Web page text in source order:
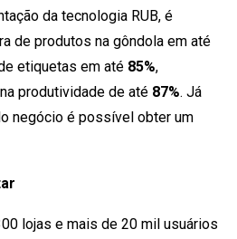
da tecnologia RUB, é
de produtos na gôndola em até
etiquetas em até 85%,
produtividade de até 87%. Já
negócio é possível obter um
lojas e mais de 20 mil usuários